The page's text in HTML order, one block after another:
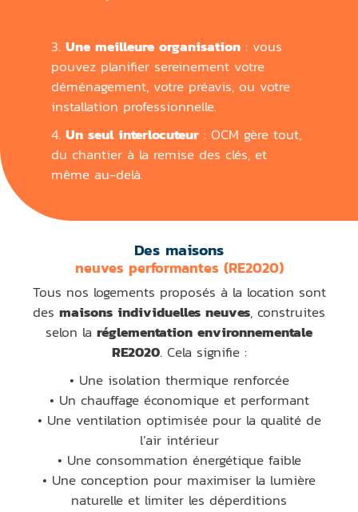
3. Une meilleure organisation : vous
pouvez planifier sereinement votre
déménagement, votre préavis, ou votre
installation professionnelle.
4. Un seul interlocuteur : OCM gère tout,
du chantier à la remise des clés, et
même au-delà.
Des maisons
neuves performantes (RE2020)
Tous nos logements proposés à la location sont
des maisons individuelles neuves, construites
selon la réglementation environnementale
RE2020. Cela signifie :
• Une isolation thermique renforcée
• Un chauffage économique et performant
• Une ventilation optimisée pour la qualité de
l’air intérieur
• Une consommation énergétique faible
• Une conception pour maximiser la lumière
naturelle et limiter les déperditions